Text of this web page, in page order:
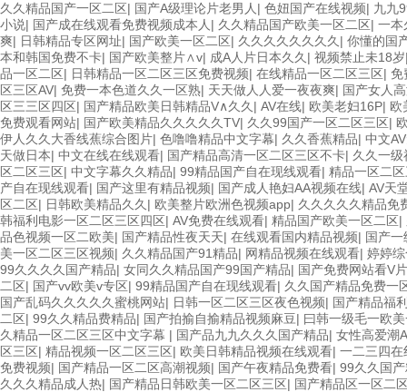
久久精品国产一区二区| 国产A级理论片老男人 | 色妞国产在线视频| 九九
小说| 国产成在线观看免费视频成本人 | 久久精品国产欧美一区二区| 一本
爽| 日韩精品专区网址| 国产欧美一区二区| 久久久久久久久久 | 你懂的国
本和韩国免费不卡| 国产欧美整片∧v| 成A人片日本久久 | 视频禁止未18岁
品一区二区| 日韩精品一区二区三区免费视频| 在线精品一区二区三区| 免
区三区AV| 免费一本色道久久一区熟| 天天做人人爱一夜夜爽| 国产女人
区三三区四区| 国产精品欧美日韩精品V∧久久 | AV在线| 欧美老妇16P| 欧
免费观看网站| 国产欧美精品久久久久久TV| 久久99国产一区二区三区|
伊人久久大香线蕉综合图片| 色噜噜精品中文字幕| 久久香蕉精品| 中文
天做日本| 中文在线在线观看| 国产精品高清一区二区三区不卡| 久久一
区二区三区| 中文字幕久久精品| 99精品国产自在现线观看| 精品一区二
产自在现线观看| 国产这里有精品视频| 国产成人艳妇AA视频在线| AV天
区二区| 日韩欧美精品久久 | 欧美整片欧洲色视频app| 久久久久久精品免
韩福利电影一区二区三区四区| AV免费在线观看| 精品国产欧美一区二区|
品色视频一区二欧美| 国产精品性夜天天| 在线观看国内精品视频| 国产
美一区二区三区视频| 久久精品国产91精品| 网精品视频在线观看| 婷婷
99久久久久国产精品| 女同久久精品国产99国产精品| 国产免费网站看V
二区| 国产vv欧美v专区| 99精品国产自在现线观看| 久久国产精品免费一
国产乱码久久久久久蜜桃网站| 日韩一区二区三区夜色视频| 国产精品福
二区| 99久久精品费精品| 国产拍揄自揄精品视频麻豆| 曰韩一级毛一欧
久精品一区二区三区中文字幕 | 国产品九九久久久国产精品| 女性高爱潮
区三区| 精品视频一区二区三区| 欧美日韩精品视频在线观看| 一二三四在
免费视频| 国产精品一区二区高潮视频| 国产午夜精品免费看| 99久久国
久久久精品成人热| 国产精品日韩欧美一区二区三区| 国产精品区一区二